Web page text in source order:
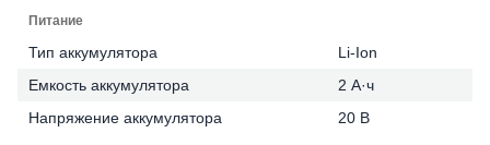
Питание
Тип аккумулятора
Li-Ion
Емкость аккумулятора
2 А·ч
Напряжение аккумулятора
20 В